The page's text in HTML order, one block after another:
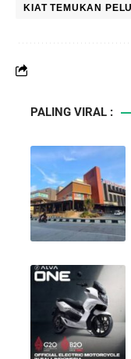
KIAT TEMUKAN
PALING VIRAL :